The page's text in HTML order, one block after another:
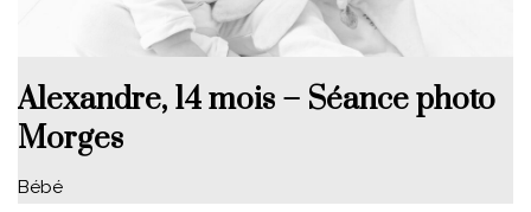
Alexandre, 14 mois – Séance photo
Morges
Bébé